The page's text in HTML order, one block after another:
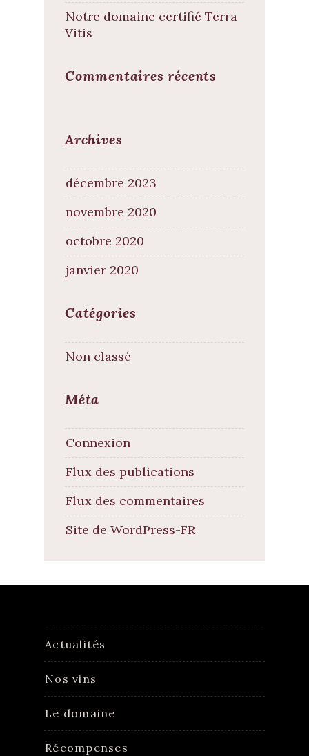
Notre domaine certifié Terra
Vitis
Commentaires récents
Archives
décembre 2023
novembre 2020
octobre 2020
janvier 2020
Catégories
Non classé
Méta
Connexion
Flux des publications
Flux des commentaires
Site de WordPress-FR
Actualités
Nos vins
Le domaine
Récompenses